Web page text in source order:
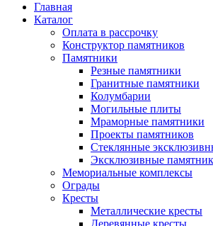
Главная
Каталог
Оплата в рассрочку
Конструктор памятников
Памятники
Резные памятники
Гранитные памятники
Колумбарии
Могильные плиты
Мраморные памятники
Проекты памятников
Стеклянные
Эксклюзивные
Мемориальные комплексы
Ограды
Кресты
Металлические кресты
Деревянные кресты